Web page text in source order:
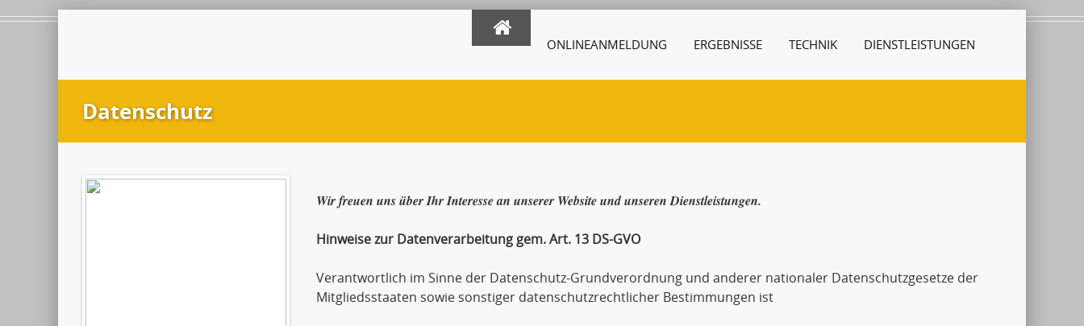
ONLINEANMELDUNG ERGEBNISSE TECHNIK DIENSTLEISTUNGEN
Datenschutz
Wir freuen uns über Ihr Interesse an unserer Website und unseren Dienstleistungen.
Hinweise zur Datenverarbeitung gem. Art. 13 DS-GVO
Verantwortlich im Sinne der Datenschutz-Grundverordnung und anderer nationaler Datenschutzgesetze der
Mitgliedsstaaten sowie sonstiger datenschutzrechtlicher Bestimmungen ist